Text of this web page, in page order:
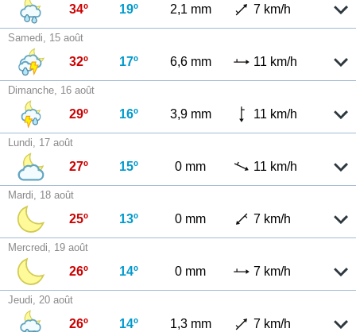
34º 19º 2,1 mm 7 km/h
Samedi, 15 août
32º 17º 6,6 mm 11 km/h
Dimanche, 16 août
29º 16º 3,9 mm 11 km/h
Lundi, 17 août
27º 15º 0 mm 11 km/h
Mardi, 18 août
25º 13º 0 mm 7 km/h
Mercredi, 19 août
26º 14º 0 mm 7 km/h
Jeudi, 20 août
26º 14º 1,3 mm 7 km/h